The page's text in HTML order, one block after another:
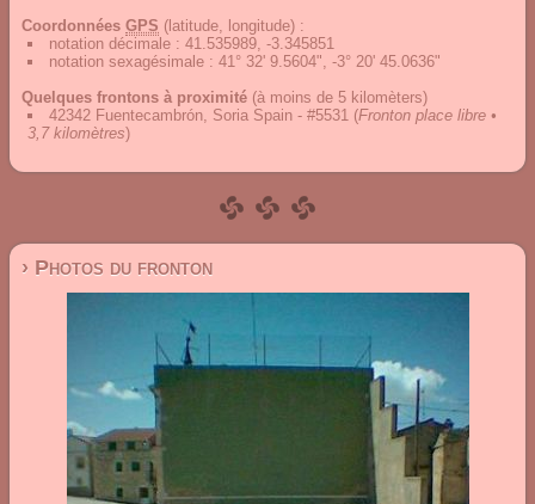
Coordonnées GPS (latitude, longitude) :
notation décimale : 41.535989, -3.345851
notation sexagésimale : 41° 32' 9.5604", -3° 20' 45.0636"
Quelques frontons à proximité (à moins de 5 kilomèters)
42342 Fuentecambrón, Soria Spain - #5531 (Fronton place libre •
3,7 kilomètres)
› Photos du fronton